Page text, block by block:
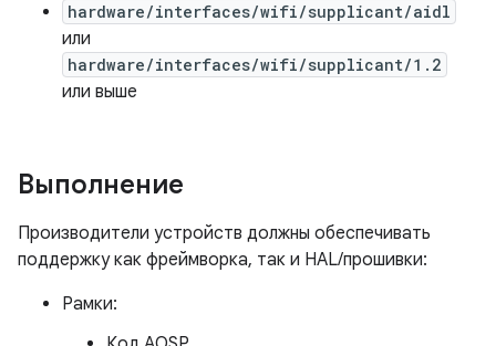
hardware/interfaces/wifi/supplicant/aidl
или
hardware/interfaces/wifi/supplicant/1.2
или выше
Выполнение
Производители устройств должны обеспечивать
поддержку как фреймворка, так и HAL/прошивки:
Рамки: